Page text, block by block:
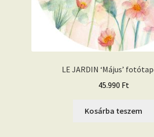
LE JARDIN ‘Május’
45.990 Ft
Kosárba teszem